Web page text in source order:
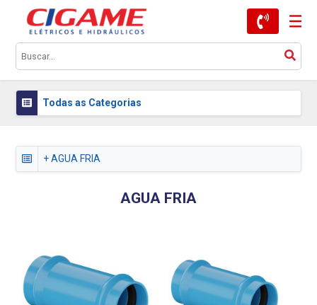
Todas as Categorias
+ AGUA FRIA
AGUA FRIA